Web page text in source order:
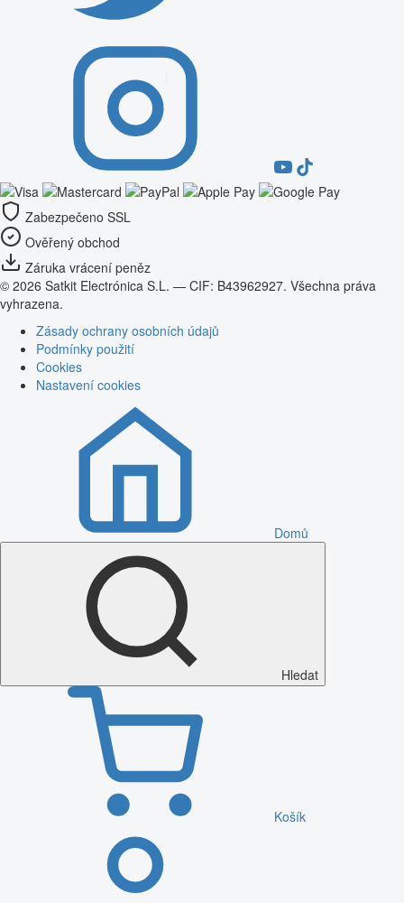
Zabezpečeno SSL
Ověřený obchod
Záruka vrácení peněz
© 2026 Satkit Electrónica S.L. — CIF: B43962927. Všechna práva
vyhrazena.
Zásady ochrany osobních údajů
Podmínky použití
Cookies
Nastavení cookies
Domů
Hledat
Košík